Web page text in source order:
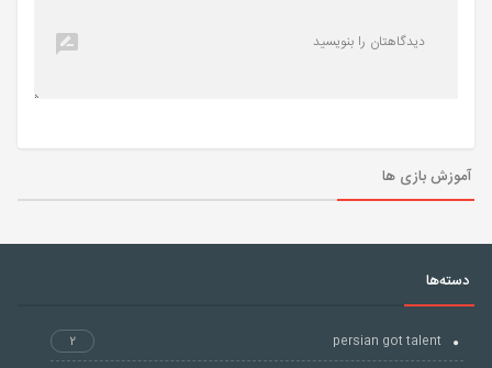
آموزش بازی ها
دسته‌ها
persian got talent
2